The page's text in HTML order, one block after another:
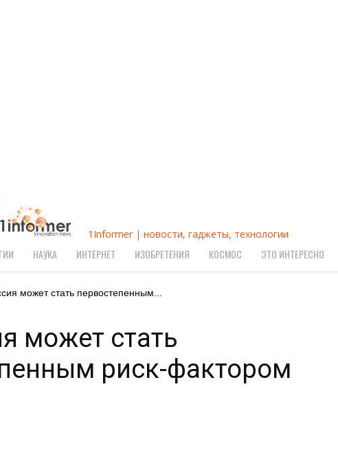
1Informer | новости, гаджеты, технологии
НАУКА ИНТЕРНЕТ ИЗОБРЕТЕНИЯ КОСМОС ЭТО ИНТЕРЕСНО
может стать первостепенным...
может стать
риск-фактором